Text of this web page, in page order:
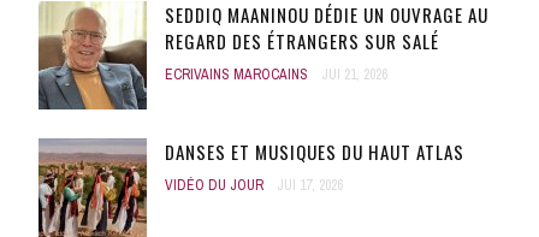
SEDDIQ MAANINOU DÉDIE UN OUVRAGE AU
REGARD DES ÉTRANGERS SUR SALÉ
ECRIVAINS MAROCAINS JUI 21, 2026
DANSES ET MUSIQUES DU HAUT ATLAS
VIDÉO DU JOUR JUI 17, 2026